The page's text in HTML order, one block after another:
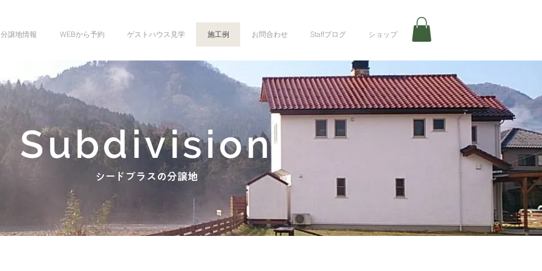
分譲地情報 WEBから予約 ゲストハウス見学 施工例 お問合わせ Staffブログ ショップ
Subdivision
​シードプラスの分譲地